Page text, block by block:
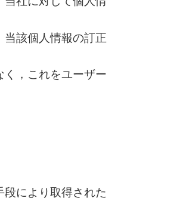
該個人情報の訂正
，これをユーザー
により取得された